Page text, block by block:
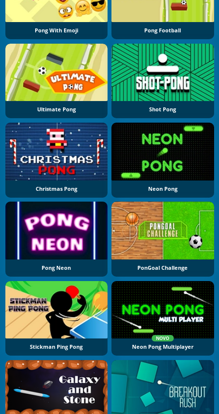
Pong With Emoji Pong Football
Ultimate Pong Shot Pong
Christmas Pong Neon Pong
Pong Neon PonGoal Challenge
Stickman Ping Pong
NOVO
Neon Pong Multiplayer